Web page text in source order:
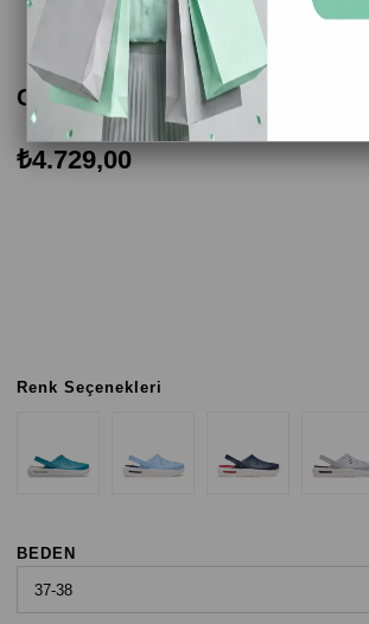
Crocs InMotion Clog Kadın
₺4.729,00
Renk Seçenekleri
BEDEN